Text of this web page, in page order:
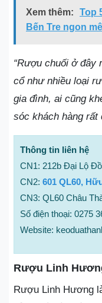
Xem thêm:
Top
Bến Tre ngon
“Rượu chuối ở đây
cổ như nhiều loại
gia đình, ai cũng
sóc khách hàng rất
Thông tin liên hệ
CN1: 212b Đại Lộ
CN2: 601 QL60,
CN3: QL60 Châu
Số điện thoại: 0275
Website:
Rượu Linh
Rượu Linh Hương